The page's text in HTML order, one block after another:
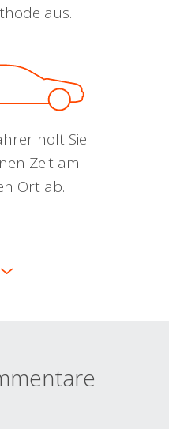
aus.
holt Sie
Zeit am
Ort ab.